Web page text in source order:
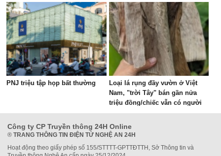
PNJ triệu tập họp bất thường
Loại lá rụng đầy vườn ở Việt
Nam, "trời Tây" bán gần nửa
triệu đồng/chiếc vẫn có người
mua
Công ty CP Truyền thông 24H Online
® TRANG THÔNG TIN ĐIỆN TỬ NGHỆ AN 24H
Hoạt động theo giấy phép số 155/STTTT-GPTTĐTTH, Sở Thông tin và